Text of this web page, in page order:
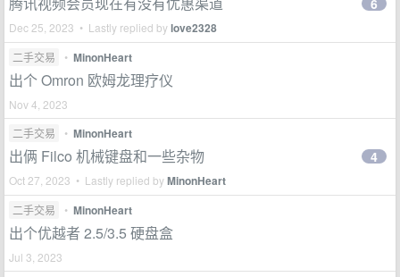
Dec 25, 2023 • Lastly replied bylove2328
6
二手交易 • MinonHeart
出个 Omron 欧姆龙理疗仪
Nov 4, 2023
二手交易
• MinonHeart
出俩 Filco 机械键盘和一些杂物
Oct 27, 2023 • Lastly replied byMinonHeart
4
二手交易 • MinonHeart
出个优越者 2.5/3.5 硬盘盒
Jul 3, 2023